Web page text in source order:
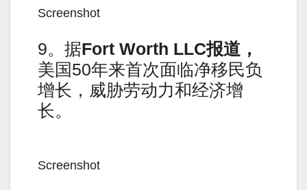
Screenshot
9。据Fort Worth LLC报道，
美国50年来首次面临净移民负
增长，威胁劳动力和经济增
长。
Screenshot